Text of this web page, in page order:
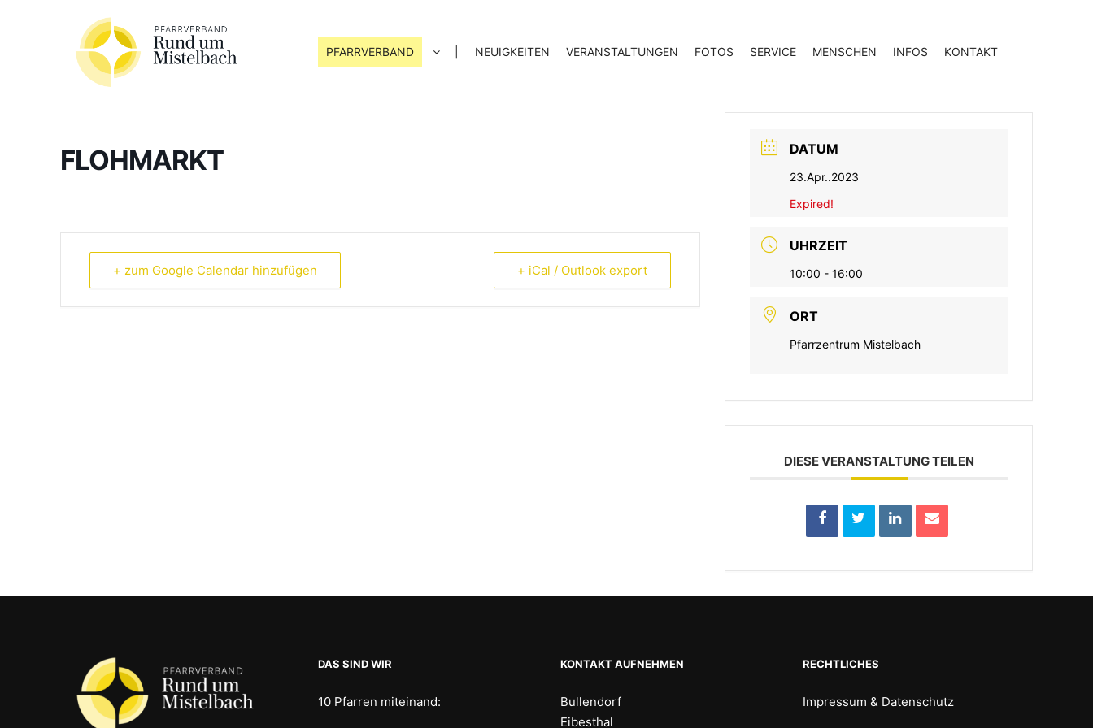
PFARRVERBAND NEUIGKEITEN VERANSTALTUNGEN FOTOS SERVICE MENSCHEN INFOS KONTAKT
FLOHMARKT
+ zum Google Calendar hinzufügen + iCal / Outlook export
DATUM
23.Apr..2023
Expired!
UHRZEIT
10:00 - 16:00
ORT
Pfarrzentrum Mistelbach
DIESE VERANSTALTUNG TEILEN
DAS SIND WIR
10 Pfarren miteinand:
KONTAKT AUFNEHMEN
Bullendorf
Eibesthal
RECHTLICHES
Impressum & Datenschutz